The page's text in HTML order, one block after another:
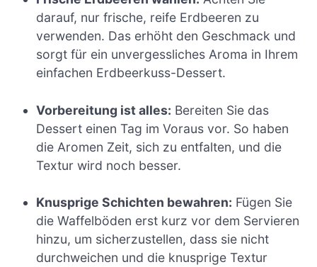
darauf, nur frische, reife Erdbeeren zu
verwenden. Das erhöht den Geschmack und
sorgt für ein unvergessliches Aroma in Ihrem
einfachen Erdbeerkuss-Dessert.
Vorbereitung ist alles: Bereiten Sie das
Dessert einen Tag im Voraus vor. So haben
die Aromen Zeit, sich zu entfalten, und die
Textur wird noch besser.
Knusprige Schichten bewahren: Fügen Sie
die Waffelböden erst kurz vor dem Servieren
hinzu, um sicherzustellen, dass sie nicht
durchweichen und die knusprige Textur